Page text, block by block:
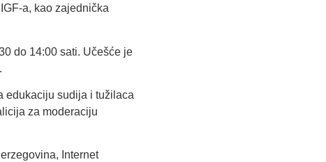
a, kao zajednička
do 14:00 sati. Učešće je
.
edukaciju sudija i tužilaca
za moderaciju
, Internet